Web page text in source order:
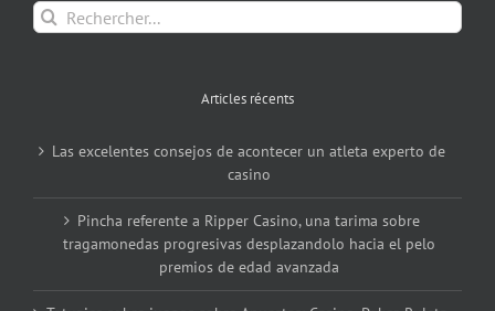
Rechercher:
Articles récents
Las excelentes consejos de acontecer un atleta experto de
casino
Pincha referente a Ripper Casino, una tarima sobre
tragamonedas progresivas desplazandolo hacia el pelo
premios de edad avanzada